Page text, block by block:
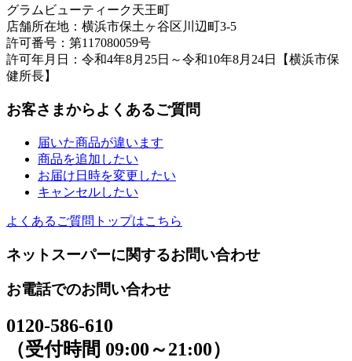
グラムビューティーク天王町
店舗所在地：横浜市保土ヶ谷区川辺町3-5
許可番号：第117080059号
許可年月日：令和4年8月25日～令和10年8月24日【横浜市保
健所長】
お客さまからよくあるご質問
届いた商品が違います
商品を追加したい
お届け日時を変更したい
キャンセルしたい
よくあるご質問トップはこちら
ネットスーパーに関するお問い合わせ
お電話でのお問い合わせ
0120-586-610
（受付時間 09:00～21:00）